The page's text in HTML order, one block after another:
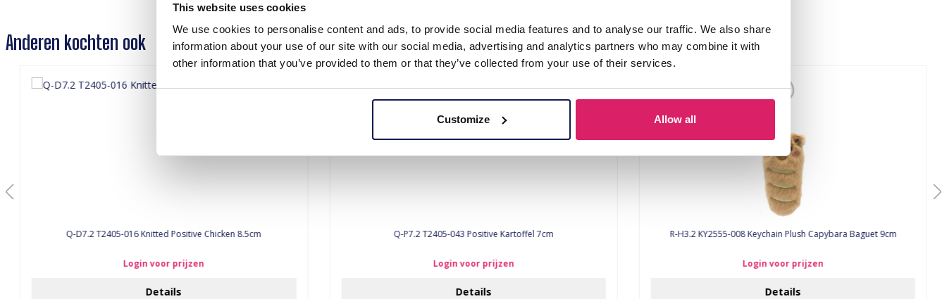
This website uses cookies
We use cookies to personalise content and ads, to provide social media features and to analyse our traffic. We also share
information about your use of our site with our social media, advertising and analytics partners who may combine it with
other information that you’ve provided to them or that they’ve collected from your use of their services.
Customize Allow all
Anderen kochten ook
Q-D7.2 T2405-016 Knitted Positive Chicken 8.5cm
Login voor prijzen
Details
Q-P7.2 T2405-043 Positive Kartoffel 7cm
Login voor prijzen
Details
R-H3.2 KY2555-008 Keychain Plush Capybara Baguet 9cm
Login voor prijzen
Details